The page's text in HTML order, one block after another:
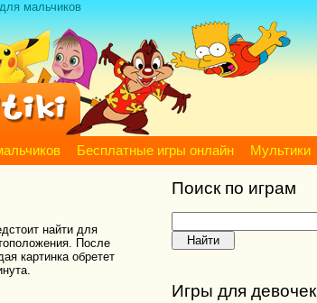
мальчиков
Бесплатные игры онлайн Мультики
найти для
После
картинка обретет
Поиск по играм
Игры для девочек